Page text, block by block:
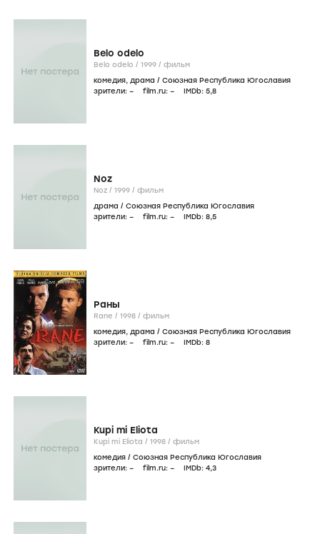
Belo odelo
Belo odelo / 1999 / фильм
комедия, драма / Союзная Республика Югославия
зрители: – film.ru: – IMDb: 5,8
Noz
Noz / 1999 / фильм
драма / Союзная Республика Югославия
зрители: – film.ru: – IMDb: 8,5
Раны
Rane / 1998 / фильм
комедия, драма / Союзная Республика Югославия
зрители: – film.ru: – IMDb: 8
Kupi mi Eliota
Kupi mi Eliota / 1998 / фильм
комедия / Союзная Республика Югославия
зрители: – film.ru: – IMDb: 4,3